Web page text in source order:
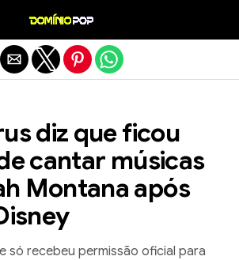
diz que ficou
cantar músicas
Montana após
só recebeu permissão oficial para
Sair da versão mobile